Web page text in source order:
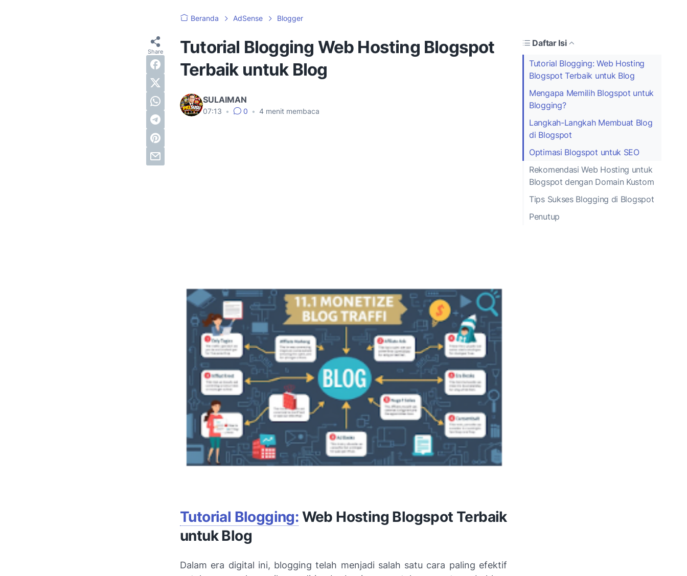
Beranda AdSense Blogger
Tutorial Blogging Web Hosting Blogspot
Terbaik untuk Blog
SULAIMAN
07:13 • 0 • 4 menit membaca
Daftar Isi
Tutorial Blogging: Web Hosting
Blogspot Terbaik untuk Blog
Mengapa Memilih Blogspot untuk
Blogging?
Langkah-Langkah Membuat Blog
di Blogspot
Optimasi Blogspot untuk SEO
Rekomendasi Web Hosting untuk
Blogspot dengan Domain Kustom
Tips Sukses Blogging di Blogspot
Penutup
Tutorial Blogging: Web Hosting Blogspot Terbaik
untuk Blog
Dalam era digital ini, blogging telah menjadi salah satu cara paling efektif